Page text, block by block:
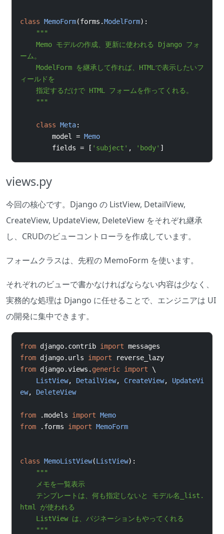
class MemoForm(forms .ModelForm):
"""
ーム。
ィールドを
    指定するだけで HTML フォームを作ってくれる。
    """
class Meta:
        model
= Memo
        fields
= [ 'subject' , 'body' ]
views.py
今回の核心です。Django の ListView, DetailView,
CreateView, UpdateView, DeleteView をそれぞれ継承
し、CRUDのビューコントローラを作成しています。
フォームクラスは、先程の MemoForm を使います。
それぞれのビューで書かなければならない内容は少なく、
実務的な処理は Django に任せることで、エンジニアは UI
の開発に集中できます。
from django. contrib import messages
from django. urls import
reverse_lazy
from django.views . generic import
\
ListView, DetailView, CreateView,
UpdateVi
ew, DeleteView
from .models import Memo
from
. forms import MemoForm
class MemoListView(ListView):
"""
    メモを一覧表示
html が使われる
    ListView は、パジネーションもやってくれる
    """